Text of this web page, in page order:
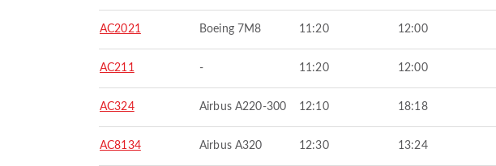
AC2021 Boeing 7M8 11:20 12:00
AC211 - 11:20 12:00
AC324 Airbus A220-300 12:10 18:18
AC8134 Airbus A320 12:30 13:24